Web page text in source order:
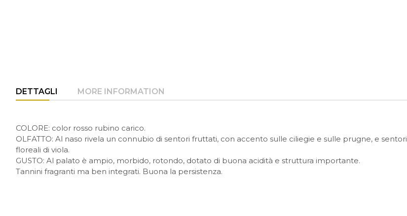
DETTAGLI MORE INFORMATION
COLORE: color rosso rubino carico.
OLFATTO: Al naso rivela un connubio di sentori fruttati, con accento sulle ciliegie e sulle prugne, e sentori
floreali di viola.
GUSTO: Al palato è ampio, morbido, rotondo, dotato di buona acidità e struttura importante.
Tannini fragranti ma ben integrati. Buona la persistenza.